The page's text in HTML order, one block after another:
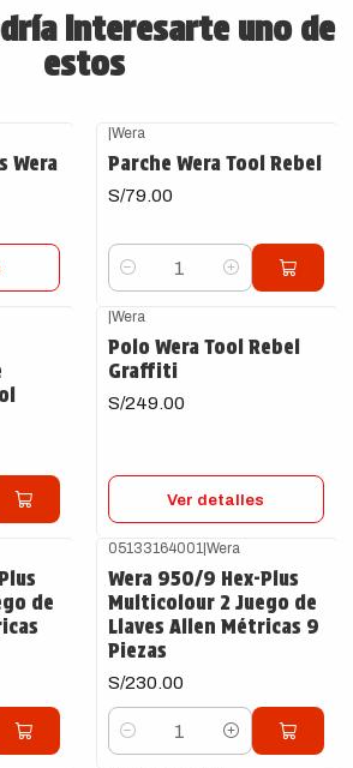
interesarte uno de
estos
Wera
|Wera
Parche Wera Tool Rebel
S/79.00
Cantidad
|Wera
Polo Wera Tool Rebel
Graffiti
S/249.00
Ver detalles
de
05133164001 |Wera
Wera 950/9 Hex-Plus
Multicolour 2 Juego de
Llaves Allen Métricas 9
Piezas
S/230.00
Cantidad